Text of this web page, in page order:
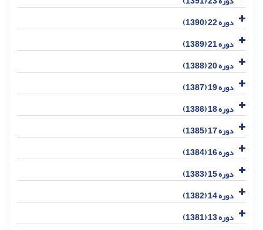
دوره 22 (1390)
دوره 21 (1389)
دوره 20 (1388)
دوره 19 (1387)
دوره 18 (1386)
دوره 17 (1385)
دوره 16 (1384)
دوره 15 (1383)
دوره 14 (1382)
دوره 13 (1381)